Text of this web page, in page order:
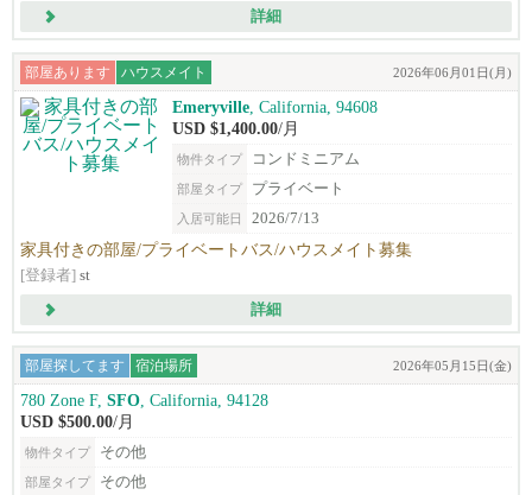
詳細
部屋あります ハウスメイト 2026年06月01日(月)
Emeryville , California, 94608
USD $1,400.00/月
物件タイプ コンドミニアム
部屋タイプ プライベート
入居可能日 2026/7/13
家具付きの部屋/プライベートバス/ハウスメイト募集
[登録者] st
詳細
部屋探してます 宿泊場所 2026年05月15日(金)
780 Zone F, SFO , California, 94128
USD $500.00/月
物件タイプ その他
部屋タイプ その他